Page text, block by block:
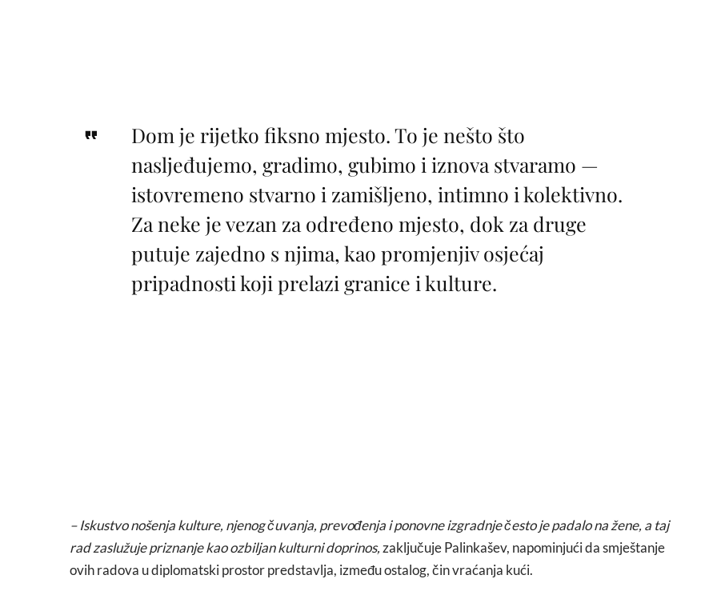
Dom je rijetko fiksno mjesto. To je nešto što
nasljeđujemo, gradimo, gubimo i iznova stvaramo —
istovremeno stvarno i zamišljeno, intimno i kolektivno.
Za neke je vezan za određeno mjesto, dok za druge
putuje zajedno s njima, kao promjenjiv osjećaj
pripadnosti koji prelazi granice i kulture.
– Iskustvo nošenja kulture, njenog čuvanja, prevođenja i ponovne izgradnje često je padalo na žene, a taj
rad zaslužuje priznanje kao ozbiljan kulturni doprinos,zaključuje Palinkašev, napominjući da smještanje
ovih radova u diplomatski prostor predstavlja, između ostalog, čin vraćanja kući.